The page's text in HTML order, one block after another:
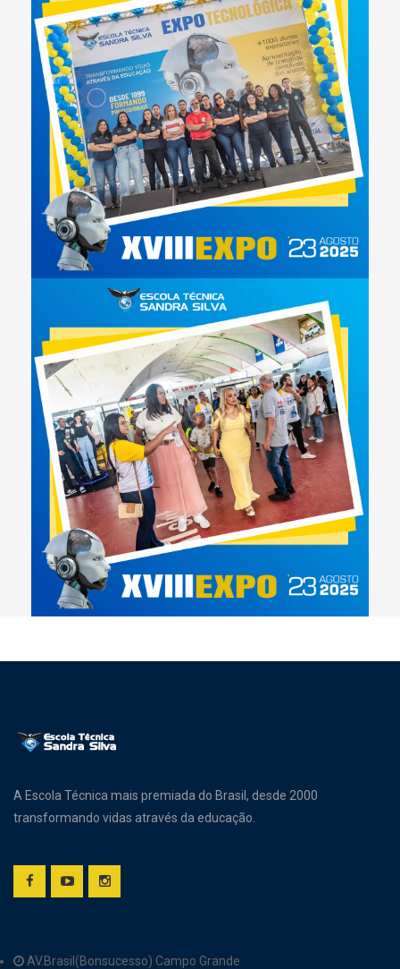
A Escola Técnica mais premiada do Brasil, desde 2000
transformando vidas através da educação.
AV.Brasil(Bonsucesso) Campo Grande